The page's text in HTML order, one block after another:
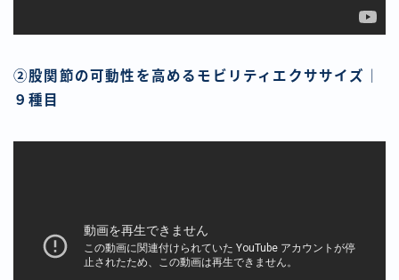
②股関節の可動性を高めるモビリティエクササイズ｜
９種目